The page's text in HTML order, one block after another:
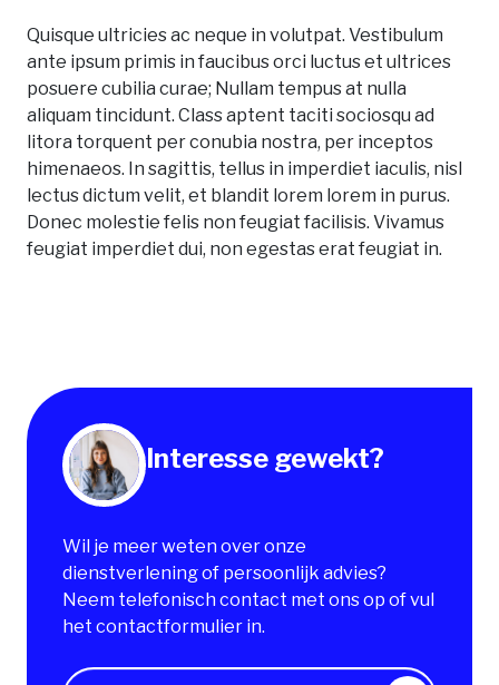
Quisque ultricies ac neque in volutpat. Vestibulum
ante ipsum primis in faucibus orci luctus et ultrices
posuere cubilia curae; Nullam tempus at nulla
aliquam tincidunt. Class aptent taciti sociosqu ad
litora torquent per conubia nostra, per inceptos
himenaeos. In sagittis, tellus in imperdiet iaculis, nisl
lectus dictum velit, et blandit lorem lorem in purus.
Donec molestie felis non feugiat facilisis. Vivamus
feugiat imperdiet dui, non egestas erat feugiat in.
Interesse gewekt?
Wil je meer weten over onze
dienstverlening of persoonlijk advies?
Neem telefonisch contact met ons op of vul
het contactformulier in.